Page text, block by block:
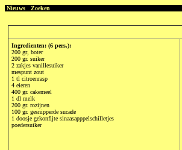
Nieuws Zoeken
Ingredienten: (6 pers.):
200 gr, boter
200 gr. suiker
2 zakjes vanillesuiker
mespunt zout
1 tl citroenrasp
4 eieren
400 gr. cakemeel
1 dl melk
200 gr. rozijnen
100 gr. gesnipperde sucade
1 doosje gekonfijte sinaasapppelschilletjes
poedersuiker